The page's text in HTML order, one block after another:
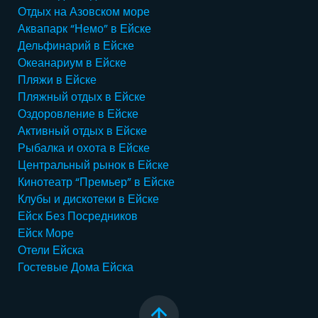
Отдых на Азовском море
Аквапарк “Немо” в Ейске
Дельфинарий в Ейске
Океанариум в Ейске
Пляжи в Ейске
Пляжный отдых в Ейске
Оздоровление в Ейске
Активный отдых в Ейске
Рыбалка и охота в Ейске
Центральный рынок в Ейске
Кинотеатр “Премьер” в Ейске
Клубы и дискотеки в Ейске
Ейск Без Посредников
Ейск Море
Отели Ейска
Гостевые Дома Ейска